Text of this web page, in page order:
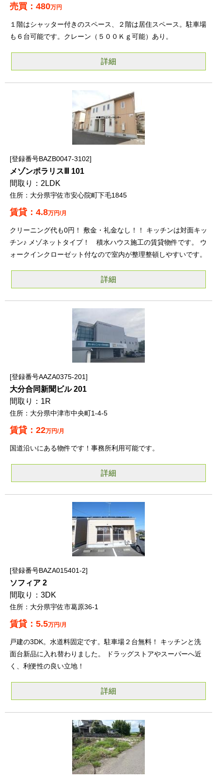
480万円
１階はシャッター付きのスペース、２階は居住スペース。駐車場
も６台可能です。クレーン（５００Ｋｇ可能）あり。
詳細
登録番号BAZB0047-3102
メゾンポラリスⅢ 101
2LDK
大分県宇佐市安心院町下毛1845
4.8万円/月
クリーニング代も0円！ 敷金・礼金なし！！ キッチンは対面キッ
チン♪ メゾネットタイプ！ 積水ハウス施工の賃貸物件です。 ウ
ォークインクローゼット付なので室内が整理整頓しやすいです。
詳細
登録番号AAZA0375-201
大分合同新聞ビル 201
1R
大分県中津市中央町1-4-5
22万円/月
国道沿いにある物件です！事務所利用可能です。
詳細
登録番号BAZA015401-2
ソフィア 2
3DK
大分県宇佐市葛原36-1
5.5万円/月
戸建の3DK。水道料固定です。駐車場２台無料！ キッチンと洗
面台新品に入れ替わりました。 ドラッグストアやスーパーへ近
く、利便性の良い立地！
詳細